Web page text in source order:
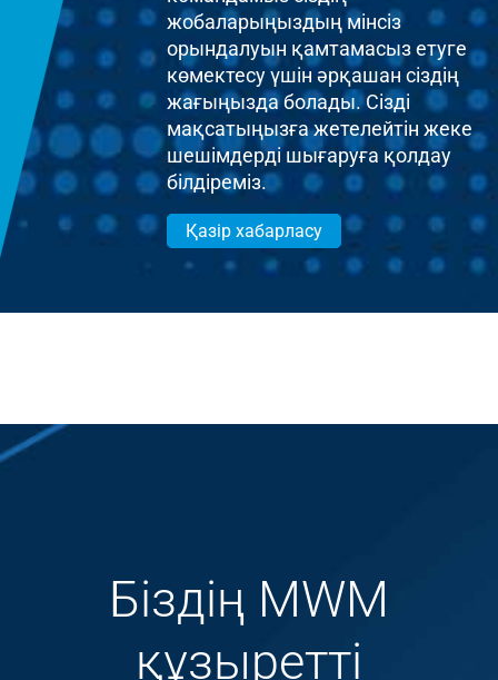
жобаларыңыздың мінсіз
орындалуын қамтамасыз етуге
көмектесу үшін әрқашан сіздің
жағыңызда болады. Сізді
мақсатыңызға жетелейтін жеке
шешімдерді шығаруға қолдау
білдіреміз.
Қазір хабарласу
Біздің MWM
құзыретті